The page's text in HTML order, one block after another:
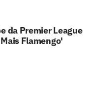
da Premier League
Flamengo'